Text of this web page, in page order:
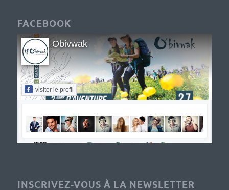
FACEBOOK
Obivwak
visiter le profil
INSCRIVEZ-VOUS À LA NEWSLETTER